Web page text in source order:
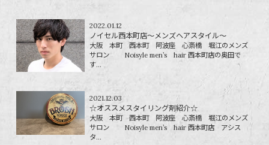
2022.01.12
ノイセル西本町店～メンズヘアスタイル～
大阪 本町 西本町 阿波座 心斎橋 堀江のメンズ
サロン Noisyle men’s hair 西本町店の奥田で
す...
2021.12.03
☆オススメスタイリング剤紹介☆
大阪 本町 西本町 阿波座 心斎橋 堀江のメンズ
サロン Noisyle men’s hair 西本町店 アシス
タ...